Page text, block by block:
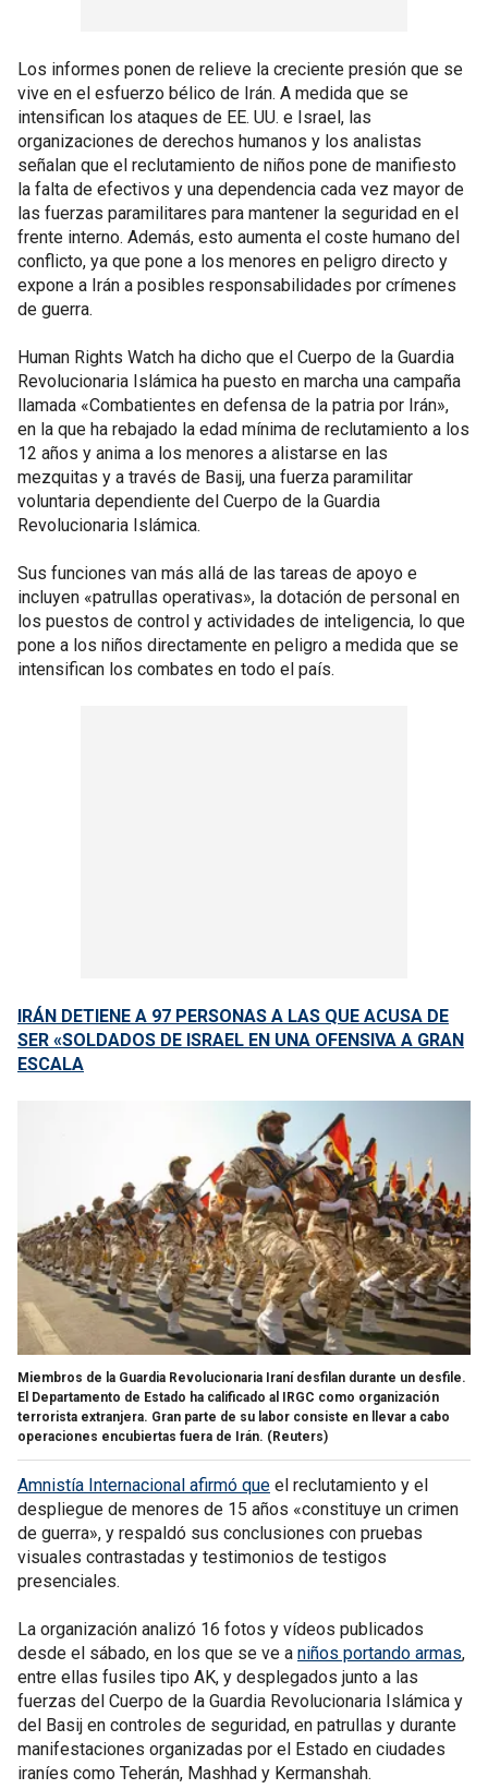
Los informes ponen de relieve la creciente presión que se
vive en el esfuerzo bélico de Irán. A medida que se
intensifican los ataques de EE. UU. e Israel, las
organizaciones de derechos humanos y los analistas
señalan que el reclutamiento de niños pone de manifiesto
la falta de efectivos y una dependencia cada vez mayor de
las fuerzas paramilitares para mantener la seguridad en el
frente interno. Además, esto aumenta el coste humano del
conflicto, ya que pone a los menores en peligro directo y
expone a Irán a posibles responsabilidades por crímenes
de guerra.
Human Rights Watch ha dicho que el Cuerpo de la Guardia
Revolucionaria Islámica ha puesto en marcha una campaña
llamada «Combatientes en defensa de la patria por Irán»,
en la que ha rebajado la edad mínima de reclutamiento a los
12 años y anima a los menores a alistarse en las
mezquitas y a través de Basij, una fuerza paramilitar
voluntaria dependiente del Cuerpo de la Guardia
Revolucionaria Islámica.
Sus funciones van más allá de las tareas de apoyo e
incluyen «patrullas operativas», la dotación de personal en
los puestos de control y actividades de inteligencia, lo que
pone a los niños directamente en peligro a medida que se
intensifican los combates en todo el país.
IRÁN DETIENE A 97 PERSONAS A LAS QUE ACUSA DE
SER «SOLDADOS DE ISRAEL EN UNA OFENSIVA A GRAN
ESCALA
Miembros de la Guardia Revolucionaria Iraní desfilan durante un desfile.
El Departamento de Estado ha calificado al IRGC como organización
terrorista extranjera. Gran parte de su labor consiste en llevar a cabo
operaciones encubiertas fuera de Irán. (Reuters)
Amnistía Internacional afirmó que el reclutamiento y el
despliegue de menores de 15 años «constituye un crimen
de guerra», y respaldó sus conclusiones con pruebas
visuales contrastadas y testimonios de testigos
presenciales.
La organización analizó 16 fotos y vídeos publicados
desde el sábado, en los que se ve a niños portando armas,
entre ellas fusiles tipo AK, y desplegados junto a las
fuerzas del Cuerpo de la Guardia Revolucionaria Islámica y
del Basij en controles de seguridad, en patrullas y durante
manifestaciones organizadas por el Estado en ciudades
iraníes como Teherán, Mashhad y Kermanshah.